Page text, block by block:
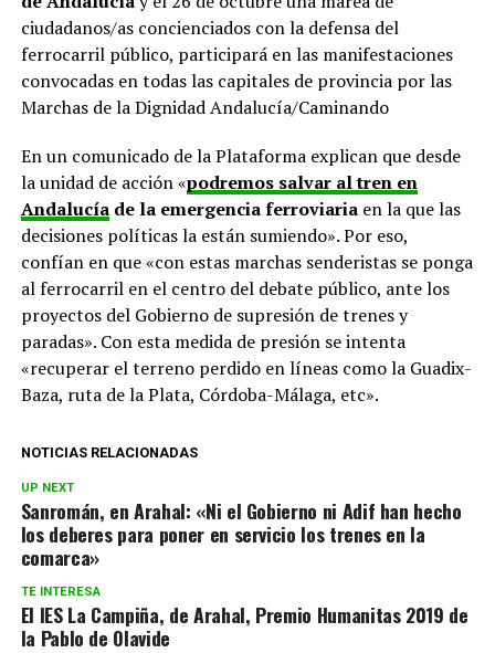
ciudadanos/as concienciados con la defensa del
ferrocarril público, participará en las manifestaciones
convocadas en todas las capitales de provincia por las
Marchas de la Dignidad Andalucía/Caminando
En un comunicado de la Plataforma explican que desde
la unidad de acción «podremos salvar al tren en
Andalucíade la emergencia ferroviariaen la que las
decisiones políticas la están sumiendo». Por eso,
confían en que «con estas marchas senderistas se ponga
al ferrocarril en el centro del debate público, ante los
proyectos del Gobierno de supresión de trenes y
paradas». Con esta medida de presión se intenta
«recuperar el terreno perdido en líneas como la Guadix-
Baza, ruta de la Plata, Córdoba-Málaga, etc».
NOTICIAS RELACIONADAS
UP NEXT
Sanromán, en Arahal: «Ni el Gobierno ni Adif han hecho
los deberes para poner en servicio los trenes en la
comarca»
TE INTERESA
El IES La Campiña, de Arahal, Premio Humanitas 2019 de
la Pablo de Olavide